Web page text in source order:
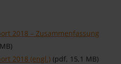
2018 – Zusammenfassung
2018 (engl.) (pdf, 15,1 MB)